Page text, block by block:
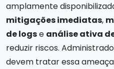
amplamente
mitigações imediatas,
de logse análise ativa
reduzir riscos.
devem tratar essa